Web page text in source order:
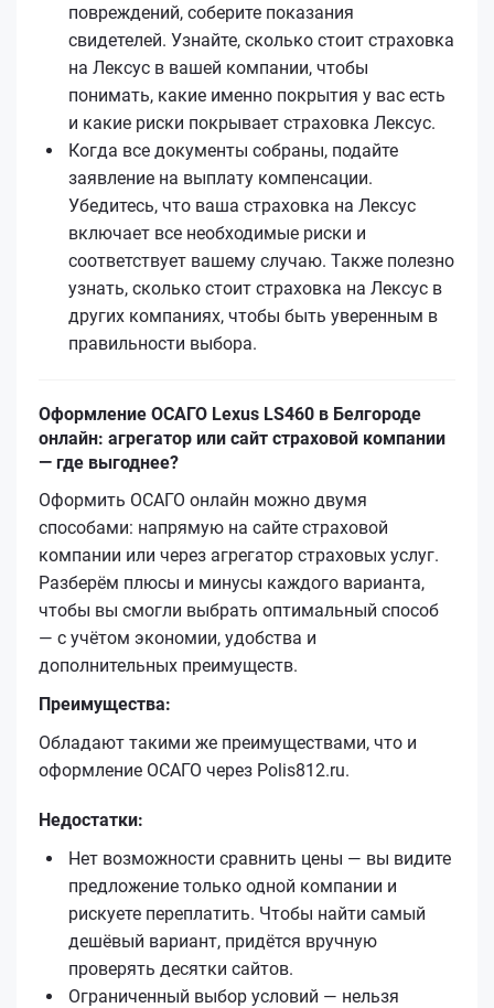
повреждений, соберите показания
свидетелей. Узнайте, сколько стоит страховка
на Лексус в вашей компании, чтобы
понимать, какие именно покрытия у вас есть
и какие риски покрывает страховка Лексус.
Когда все документы собраны, подайте
заявление на выплату компенсации.
Убедитесь, что ваша страховка на Лексус
включает все необходимые риски и
соответствует вашему случаю. Также полезно
узнать, сколько стоит страховка на Лексус в
других компаниях, чтобы быть уверенным в
правильности выбора.
Оформление ОСАГО Lexus LS460 в Белгороде
онлайн: агрегатор или сайт страховой компании
— где выгоднее?
Оформить ОСАГО онлайн можно двумя
способами: напрямую на сайте страховой
компании или через агрегатор страховых услуг.
Разберём плюсы и минусы каждого варианта,
чтобы вы смогли выбрать оптимальный способ
— с учётом экономии, удобства и
дополнительных преимуществ.
Преимущества:
Обладают такими же преимуществами, что и
оформление ОСАГО через Polis812.ru.
Недостатки:
Нет возможности сравнить цены — вы видите
предложение только одной компании и
рискуете переплатить. Чтобы найти самый
дешёвый вариант, придётся вручную
проверять десятки сайтов.
Ограниченный выбор условий — нельзя